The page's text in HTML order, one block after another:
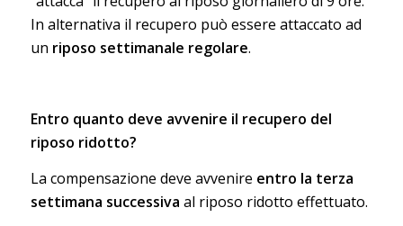
In alternativa il recupero può essere attaccato ad
un riposo settimanale regolare.
Entro quanto deve avvenire il recupero del
riposo ridotto?
La compensazione deve avvenire entro la terza
settimana successiva al riposo ridotto effettuato.